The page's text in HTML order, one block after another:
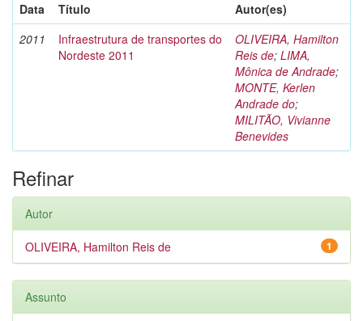
Data
Título
Autor(es)
2011
Infraestrutura de transportes do
Nordeste 2011
OLIVEIRA, Hamilton
Reis de; LIMA,
Mônica de Andrade;
MONTE, Kerlen
Andrade do;
MILITÃO, Vivianne
Benevides
Refinar
Autor
1
OLIVEIRA, Hamilton Reis de
Assunto